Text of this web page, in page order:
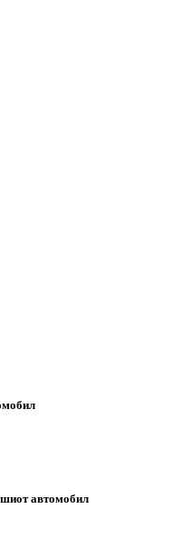
автомобил